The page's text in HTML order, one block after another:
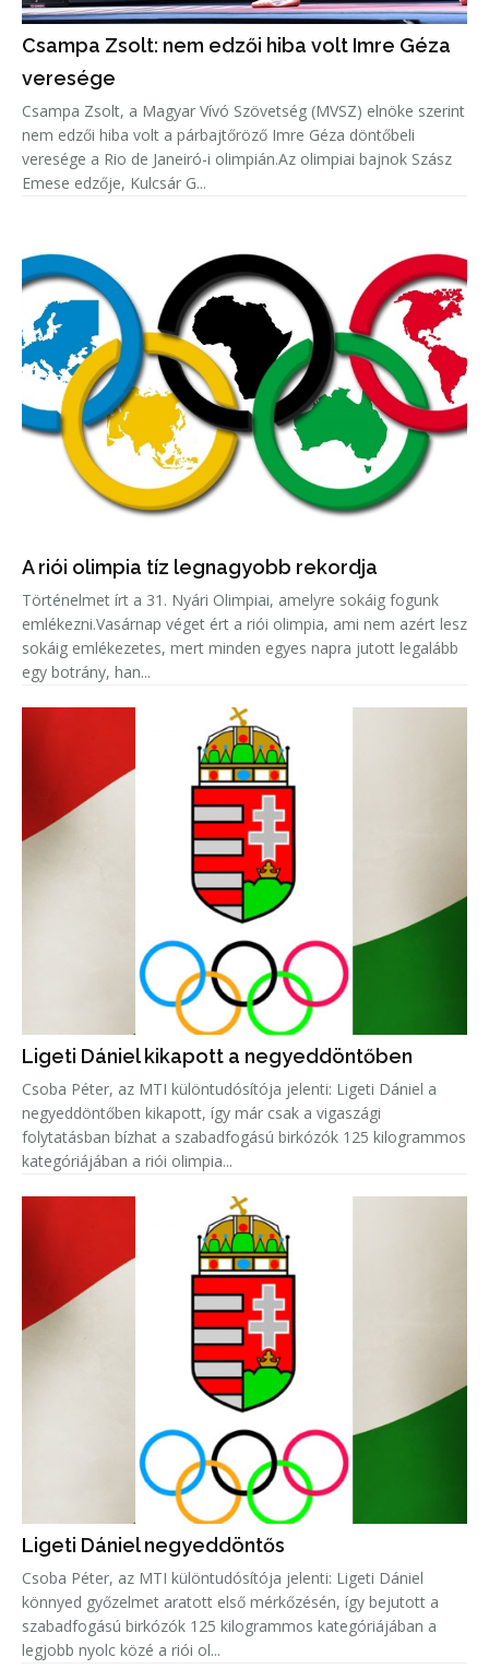
Csampa Zsolt: nem edzői hiba volt Imre Géza
veresége
Csampa Zsolt, a Magyar Vívó Szövetség (MVSZ) elnöke szerint
nem edzői hiba volt a párbajtőröző Imre Géza döntőbeli
veresége a Rio de Janeiró-i olimpián.Az olimpiai bajnok Szász
Emese edzője, Kulcsár G...
A riói olimpia tíz legnagyobb rekordja
Történelmet írt a 31. Nyári Olimpiai, amelyre sokáig fogunk
emlékezni.Vasárnap véget ért a riói olimpia, ami nem azért lesz
sokáig emlékezetes, mert minden egyes napra jutott legalább
egy botrány, han...
Ligeti Dániel kikapott a negyeddöntőben
Csoba Péter, az MTI különtudósítója jelenti: Ligeti Dániel a
negyeddöntőben kikapott, így már csak a vigaszági
folytatásban bízhat a szabadfogású birkózók 125 kilogrammos
kategóriájában a riói olimpia...
Ligeti Dániel negyeddöntős
Csoba Péter, az MTI különtudósítója jelenti: Ligeti Dániel
könnyed győzelmet aratott első mérkőzésén, így bejutott a
szabadfogású birkózók 125 kilogrammos kategóriájában a
legjobb nyolc közé a riói ol...